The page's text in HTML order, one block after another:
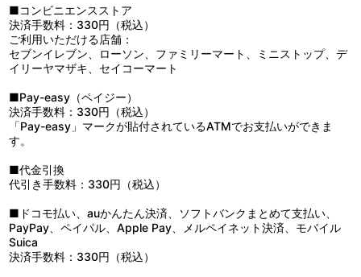
●ボールチェーン・ひもは、指などに巻きつけたりしないでくださ
い。血がかよわなくなり危険です。
■コンビニエンスストア
決済手数料：330円（税込）
ご利用いただける店舗：
セブンイレブン、ローソン、ファミリーマート、ミニストップ、デ
イリーヤマザキ、セイコーマート
■Pay-easy（ペイジー）
決済手数料：330円（税込）
「Pay-easy」マークが貼付されているATMでお支払いができま
す。
■代金引換
代引き手数料：330円（税込）
■ドコモ払い、auかんたん決済、ソフトバンクまとめて支払い、
PayPay、ペイパル、Apple Pay、メルペイネット決済、モバイル
Suica
決済手数料：330円（税込）